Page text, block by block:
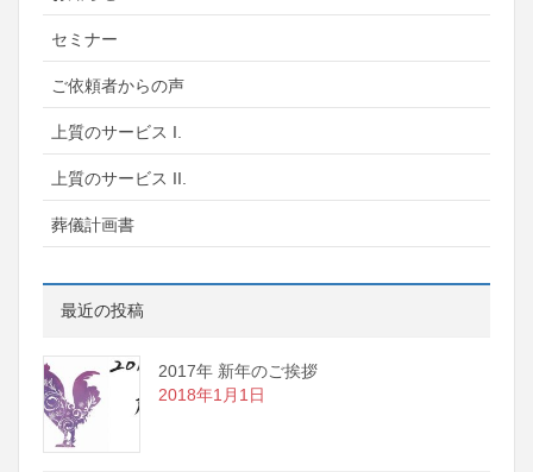
セミナー
ご依頼者からの声
上質のサービス I.
上質のサービス II.
葬儀計画書
最近の投稿
2017年 新年のご挨拶
2018年1月1日